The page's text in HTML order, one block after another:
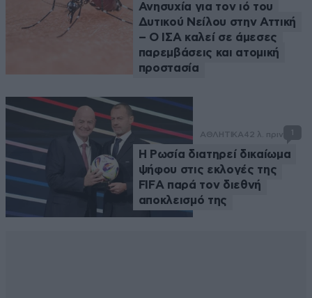
Ανησυχία για τον ιό του
Δυτικού Νείλου στην Αττική
– Ο ΙΣΑ καλεί σε άμεσες
παρεμβάσεις και ατομική
προστασία
ΑΘΛΗΤΙΚΑ42 λ. πριν 1
Η Ρωσία διατηρεί δικαίωμα
ψήφου στις εκλογές της
FIFA παρά τον διεθνή
αποκλεισμό της